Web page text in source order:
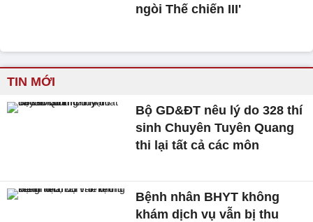
ngòi Thế chiến III'
TIN MỚI
Bộ GD&ĐT nêu lý do 328 thí
sinh Chuyên Tuyên Quang
thi lại tất cả các môn
Bệnh nhân BHYT không
khám dịch vụ vẫn bị thu